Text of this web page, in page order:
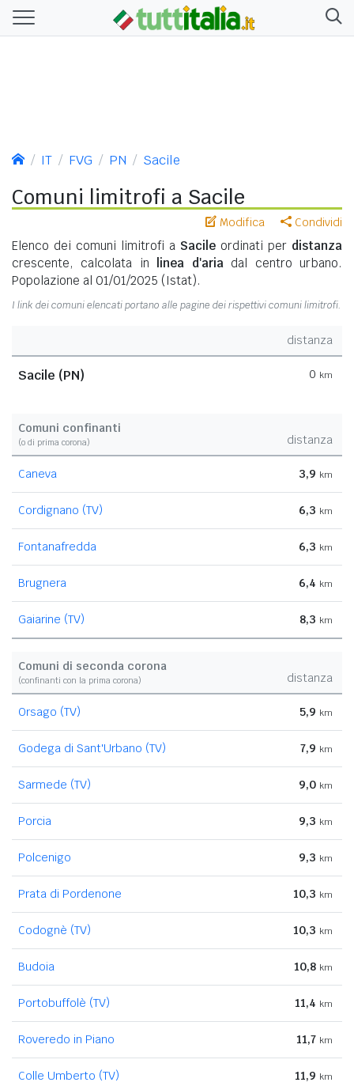
IT FVG PN Sacile
Comuni limitrofi a Sacile
Modifica Condividi
Elenco dei comuni limitrofi a Sacile ordinati per distanza
crescente, calcolata in
linea d'aria dal centro urbano.
Popolazione al 01/01/2025 (Istat).
I link dei comuni elencati portano alle pagine dei rispettivi comuni limitrofi.
distanza
Sacile (PN) 0 km
Comuni confinanti
(o di prima corona) distanza
Caneva 3,9 km
Cordignano (TV) 6,3 km
Fontanafredda 6,3 km
Brugnera 6,4 km
Gaiarine (TV) 8,3 km
Comuni di seconda corona
(confinanti con la prima corona) distanza
Orsago (TV) 5,9 km
Godega di Sant'Urbano (TV) 7,9 km
Sarmede (TV) 9,0 km
Porcia 9,3 km
Polcenigo 9,3 km
Prata di Pordenone 10,3 km
Codognè (TV) 10,3 km
Budoia 10,8 km
Portobuffolè (TV) 11,4 km
Roveredo in Piano 11,7 km
Colle Umberto (TV) 11,9 km